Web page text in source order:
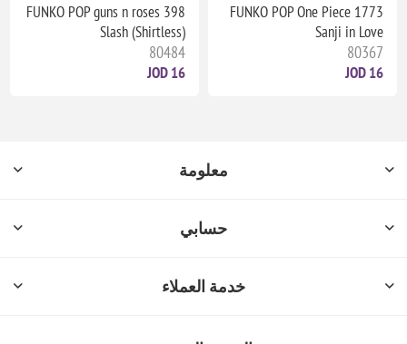
FUNKO POP One Piece 1773
Sanji in Love
80367
16 JOD
FUNKO POP guns n roses 398
Slash (Shirtless)
80484
16 JOD
معلومة
حسابي
خدمة العملاء